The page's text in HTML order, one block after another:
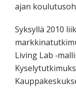
ajan
Syksyllä 2010
Living Lab